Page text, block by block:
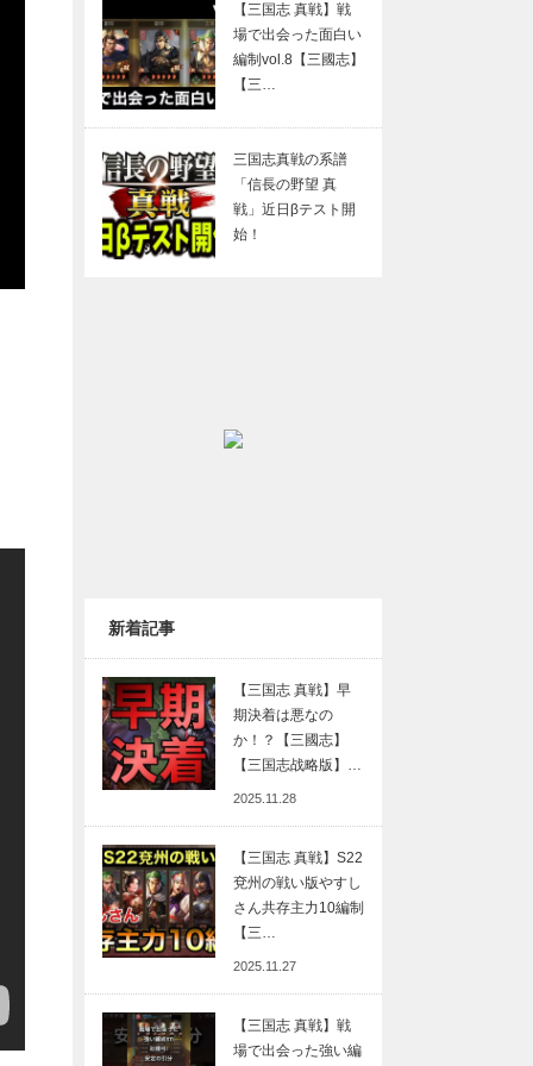
【三国志 真戦】戦
場で出会った面白い
編制vol.8【三國志】
【三…
三国志真戦の系譜
「信長の野望 真
戦」近日βテスト開
始！
新着記事
【三国志 真戦】早
期決着は悪なの
か！？【三國志】
【三国志战略版】…
2025.11.28
【三国志 真戦】S22
兗州の戦い版やすし
さん共存主力10編制
【三…
2025.11.27
【三国志 真戦】戦
場で出会った強い編